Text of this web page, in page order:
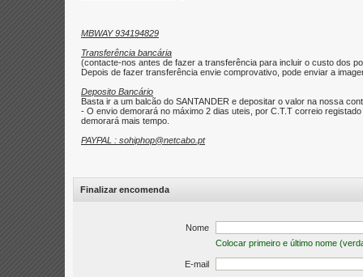
MBWAY 934194829
Transferência bancária
(contacte-nos antes de fazer a transferência para incluir o custo dos
Depois de fazer transferência envie comprovativo, pode enviar a
Deposito Bancário
Basta ir a um balcão do SANTANDER e depositar o valor na nossa
- O envio demorará no máximo 2 dias uteis, por C.T.T correio
demorará mais tempo.
PAYPAL : sohiphop@netcabo.pt
Finalizar encomenda
Nome
Colocar primeiro e último nome
E-mail